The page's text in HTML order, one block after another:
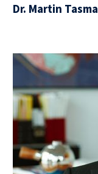
Dr. Martin Tasma